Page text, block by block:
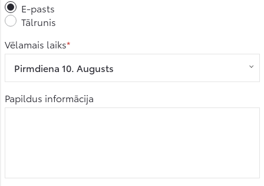
E-pasts
Tālrunis
Vēlamais laiks
Pirmdiena 10. Augusts
Papildus informācija